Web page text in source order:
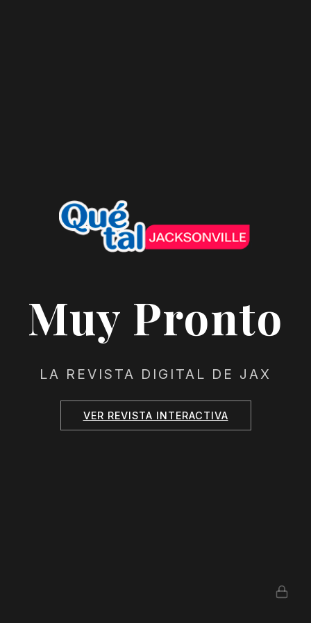
Muy Pronto
LA REVISTA DIGITAL DE JAX
VER REVISTA INTERACTIVA